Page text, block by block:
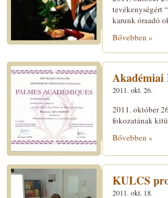
tevékenységért
karunk óraadó
Bővebben »
Akadémiai
2011. okt. 26.
2011. október
fokozatának
Bővebben »
KULCS
2011. okt. 18.